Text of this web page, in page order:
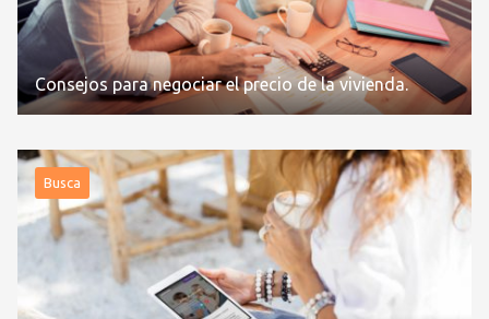
Consejos para negociar el precio de la vivienda.
Busca